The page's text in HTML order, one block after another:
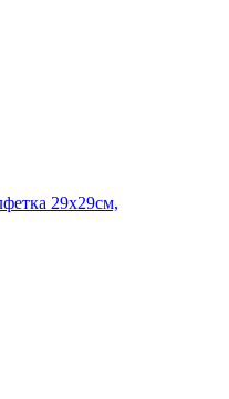
29х29см,